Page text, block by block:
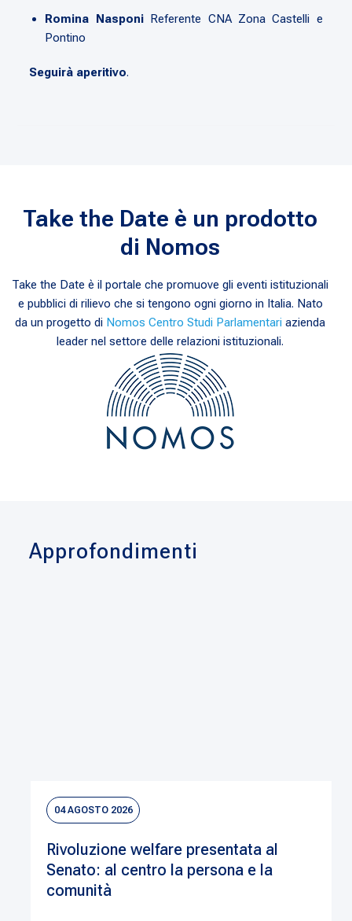
Romina Nasponi Referente CNA Zona Castelli e
Pontino
Seguirà aperitivo.
Take the Date è un prodotto
di Nomos
Take the Date è il portale che promuove gli eventi istituzionali
e pubblici di rilievo che si tengono ogni giorno in Italia. Nato
da un progetto di Nomos Centro Studi Parlamentari azienda
leader nel settore delle relazioni istituzionali.
Approfondimenti
04 AGOSTO 2026
Rivoluzione welfare presentata al
Senato: al centro la persona e la
comunità